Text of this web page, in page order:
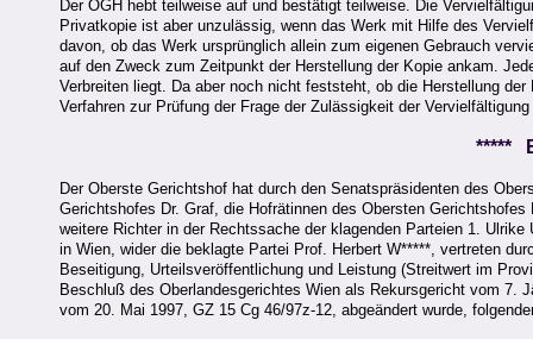
Der OGH hebt teilweise auf und bestätigt teilweise. Die
Privatkopie ist aber unzulässig, wenn das Werk mit Hilfe des
davon, ob das Werk ursprünglich allein zum eigenen Gebrauch
auf den Zweck zum Zeitpunkt der Herstellung der Kopie ankam.
Verbreiten liegt. Da aber noch nicht feststeht, ob die Herstellung
Verfahren zur Prüfung der Frage der Zulässigkeit der
*****
Der Oberste Gerichtshof hat durch den Senatspräsidenten des
Gerichtshofes Dr. Graf, die Hofrätinnen des Obersten
weitere Richter in der Rechtssache der klagenden Parteien 1.
in Wien, wider die beklagte Partei Prof. Herbert W*****, vertreten
Beseitigung, Urteilsveröffentlichung und Leistung (Streitwert im
Beschluß des Oberlandesgerichtes Wien als Rekursgericht vom 7.
vom 20. Mai 1997, GZ 15 Cg 46/97z-12, abgeändert wurde,